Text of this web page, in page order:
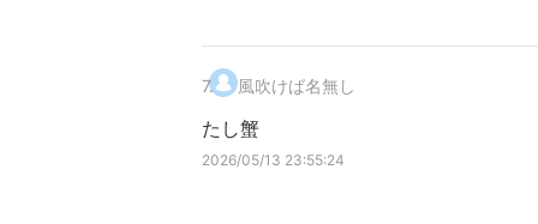
7. 風吹けば名無し
たし蟹
2026/05/13 23:55:24